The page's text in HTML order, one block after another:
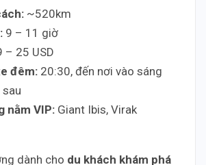
~520km
9 – 11 giờ
– 25 USD
đêm: 20:30, đến nơi vào sáng
nằm VIP: Giant Ibis, Virak
dành cho du khách khám phá